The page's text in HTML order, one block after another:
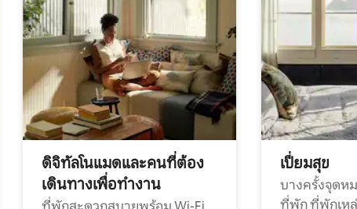
ดิจิทัลโนแมดและคนที่ต้อง
เดินทางเพื่อทำงาน
เปี่ยมสุข
บางครั้งจุดห
ที่พัก ที่พักเห